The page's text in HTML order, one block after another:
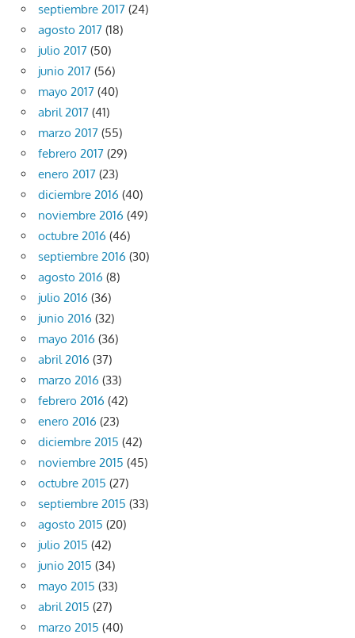
septiembre 2017 (24)
agosto 2017 (18)
julio 2017 (50)
junio 2017 (56)
mayo 2017 (40)
abril 2017 (41)
marzo 2017 (55)
febrero 2017 (29)
enero 2017 (23)
diciembre 2016 (40)
noviembre 2016 (49)
octubre 2016 (46)
septiembre 2016 (30)
agosto 2016 (8)
julio 2016 (36)
junio 2016 (32)
mayo 2016 (36)
abril 2016 (37)
marzo 2016 (33)
febrero 2016 (42)
enero 2016 (23)
diciembre 2015 (42)
noviembre 2015 (45)
octubre 2015 (27)
septiembre 2015 (33)
agosto 2015 (20)
julio 2015 (42)
junio 2015 (34)
mayo 2015 (33)
abril 2015 (27)
marzo 2015 (40)